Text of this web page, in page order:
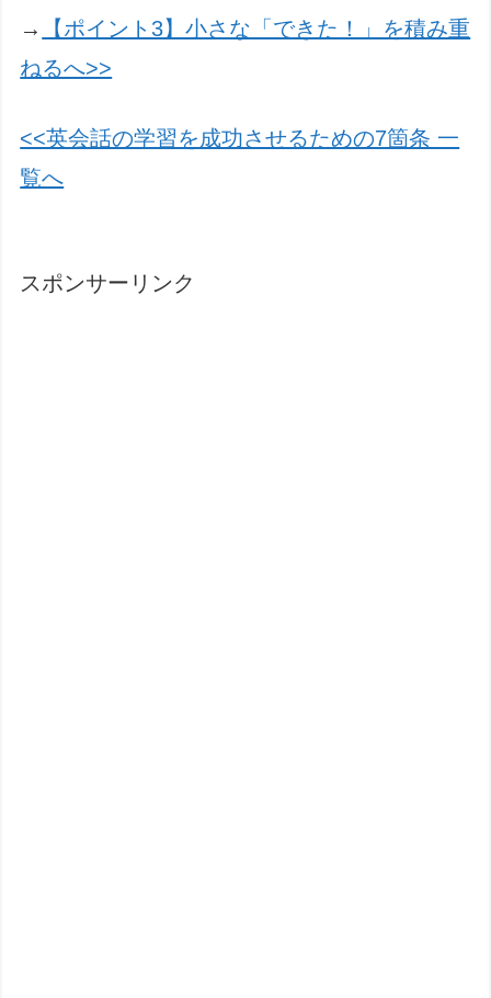
→
【ポイント3】小さな「できた！」を積み重
ねるへ>>
<<英会話の学習を成功させるための7箇条 一
覧へ
スポンサーリンク